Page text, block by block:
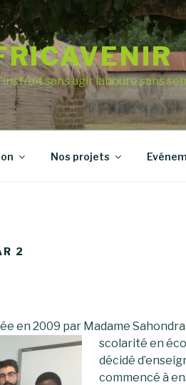
sans agir laboure sans
Nos projets
2
en 2009 par Madame
scolarité en
décidé
commencé à